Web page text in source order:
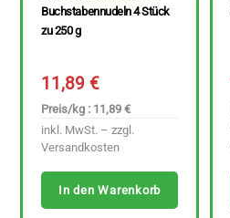
Buchstabennudeln 4 Stück
zu 250 g
11,89€
Preis/kg : 11,89 €
inkl. MwSt. – zzgl.
Versandkosten
In den Warenkorb